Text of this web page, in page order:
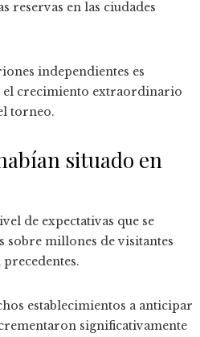
reservas en las ciudades
independientes es
el crecimiento extraordinario
torneo.
situado en
de expectativas que se
sobre millones de visitantes
establecimientos a anticipar
significativamente